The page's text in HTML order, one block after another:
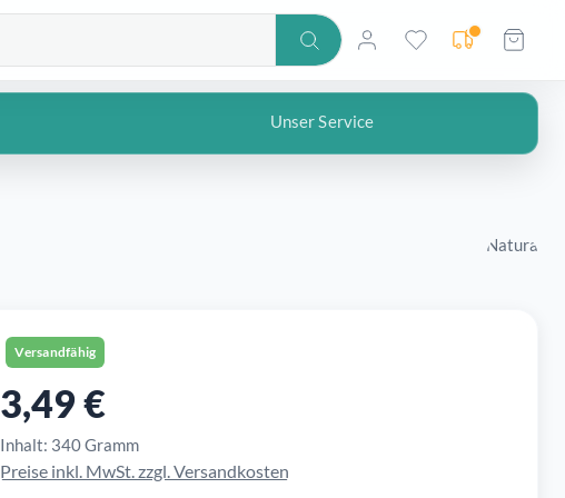
Lieferadresse
Unser Service
Natura
Versandfähig
Regulärer Preis:
3,49 €
Inhalt: 340 Gramm
Preise inkl. MwSt. zzgl. Versandkosten